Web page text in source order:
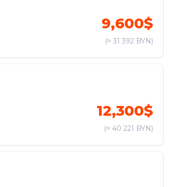
9,600$
(≈ 31 392 BYN)
12,300$
(≈ 40 221 BYN)